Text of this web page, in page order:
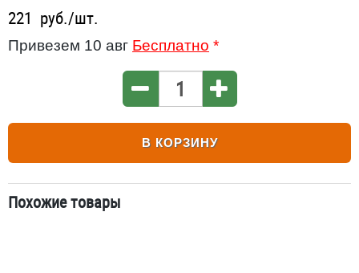
221 руб./шт.
Привезем 10 авг Бесплатно *
В КОРЗИНУ
Похожие товары